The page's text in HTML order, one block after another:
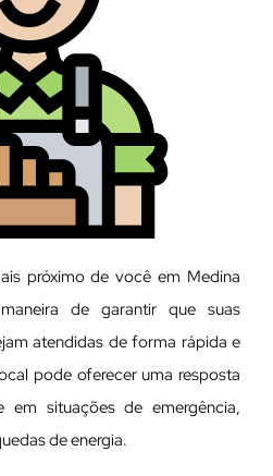
próximo de você em Medina
de garantir que suas
atendidas de forma rápida e
pode oferecer uma resposta
em situações de emergência,
de energia.